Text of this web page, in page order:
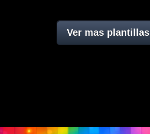
Ver mas plantillas